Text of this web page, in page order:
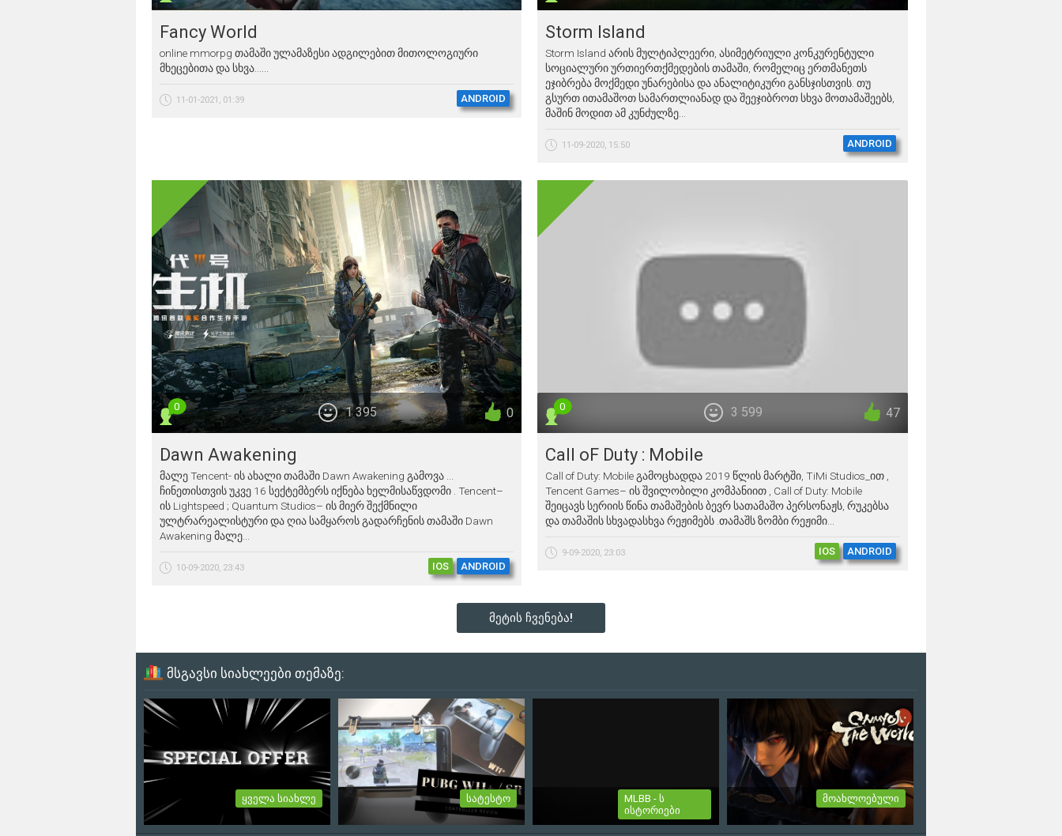
Fancy World
online mmorpg თამაში ულამაზესი ადგილებით მითოლოგიური
მხეცებითა და სხვა......
11-01-2021, 01:39 ANDROID
Storm Island
Storm Island არის მულტიპლეერი, ასიმეტრიული კონკურენტული
სოციალური ურთიერთქმედების თამაში, რომელიც ერთმანეთს
ეჯიბრება მოქმედი უნარებისა და ანალიტიკური განსჯისთვის. თუ
გსურთ ითამაშოთ სამართლიანად და შეეჯიბროთ სხვა მოთამაშეებს,
მაშინ მოდით ამ კუნძულზე...
11-09-2020, 15:50 ANDROID
0
1 395
0
Dawn Awakening
მალე Tencent- ის ახალი თამაში Dawn Awakening გამოვა ...
ჩინეთისთვის უკვე 16 სექტემბერს იქნება ხელმისაწვდომი . Tencent–
ის Lightspeed ; Quantum Studios– ის მიერ შექმნილი
ულტრარეალისტური და ღია სამყაროს გადარჩენის თამაში Dawn
Awakening მალე...
10-09-2020, 23:43 IOS ANDROID
47
3 599
0
Call oF Duty : Mobile
Call of Duty: Mobile გამოცხადდა 2019 წლის მარტში, TiMi Studios_ით ,
Tencent Games– ის შვილობილი კომპანიით , Call of Duty: Mobile
შეიცავს სერიის წინა თამაშების ბევრ სათამაშო პერსონაჟს, რუკებსა
და თამაშის სხვადასხვა რეჟიმებს .თამაშს ზომბი რეჟიმი...
9-09-2020, 23:03 IOS ANDROID
მეტის ჩვენება!
მსგავსი სიახლეები თემაზე:
ყველა სიახლე სატესტო
MLBB - ს
ისტორიები
მოახლოებული